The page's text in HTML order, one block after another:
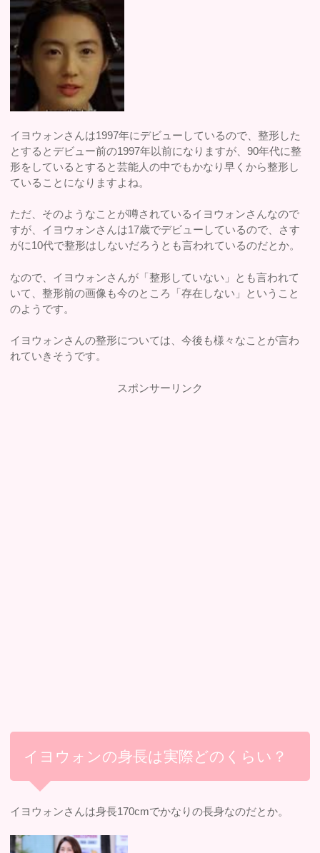
イヨウォンさんは1997年にデビューしているので、整形した
とするとデビュー前の1997年以前になりますが、90年代に整
形をしているとすると芸能人の中でもかなり早くから整形し
ていることになりますよね。
ただ、そのようなことが噂されているイヨウォンさんなので
すが、イヨウォンさんは17歳でデビューしているので、さす
がに10代で整形はしないだろうとも言われているのだとか。
なので、イヨウォンさんが「整形していない」とも言われて
いて、整形前の画像も今のところ「存在しない」ということ
のようです。
イヨウォンさんの整形については、今後も様々なことが言わ
れていきそうです。
スポンサーリンク
イヨウォンの身長は実際どのくらい？
イヨウォンさんは身長170cmでかなりの長身なのだとか。